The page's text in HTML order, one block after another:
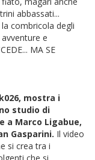
abbassati...
combricola degli
e
MA SE
mostra i
studio di
a Marco Ligabue,
Gasparini. Il video
si crea tra i